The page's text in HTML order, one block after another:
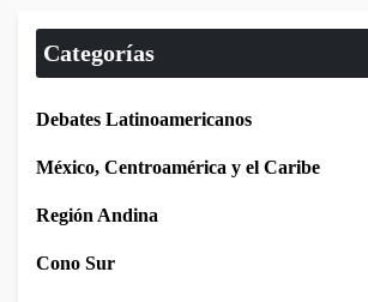
Categorías
Debates Latinoamericanos
México, Centroamérica y el Caribe
Región Andina
Cono Sur